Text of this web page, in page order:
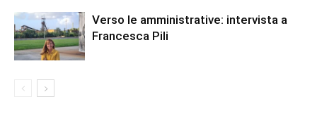
Verso le amministrative: intervista a
Francesca Pili